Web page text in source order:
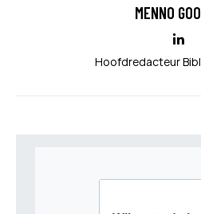
MENNO
Hoofdredacteur